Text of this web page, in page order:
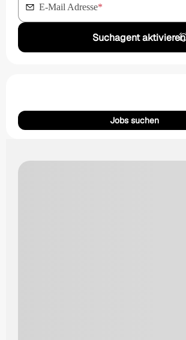
E-Mail Adresse*
Suchagent aktivieren
Jobs suchen